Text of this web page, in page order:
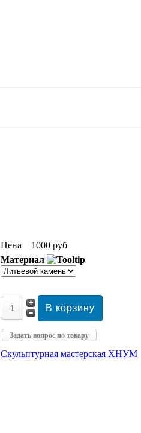
Цена
1000 руб
Материал
Задать вопрос по товару
Скульптурная мастерская ХНУМ